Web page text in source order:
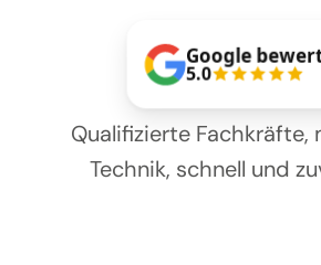
NEWS
Kontakt
Google
5.0
Qualifizierte Fachkräfte,
Technik, schnell und